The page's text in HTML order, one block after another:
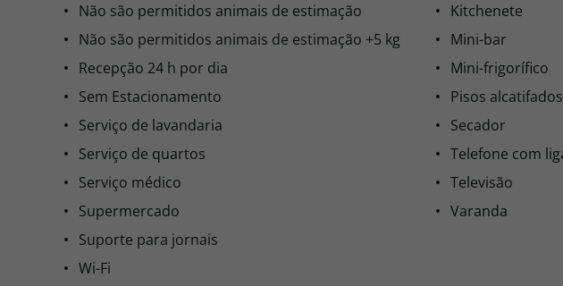
Não são permitidos animais de estimação
Não são permitidos animais de estimação +5 kg
Recepção 24 h por dia
Sem Estacionamento
Serviço de lavandaria
Serviço de quartos
Serviço médico
Supermercado
Suporte para jornais
Wi-Fi
Kitchenete
Mini-bar
Mini-frigorífico
Pisos alcatifados
Secador
Telefone com
Televisão
Varanda